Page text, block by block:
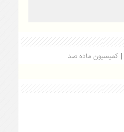
| کمیسیون ماده صد